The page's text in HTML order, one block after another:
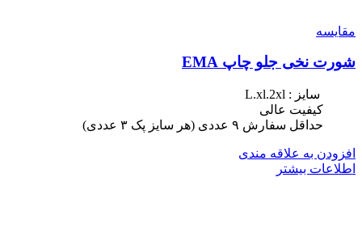
مقایسه
شورت نخی جلو چاپ EMA
سایز : L.xl.2xl
کیفیت عالی
حداقل سفارش ٩ عددی (هر سایز پک ٣ عددی)
افزودن به علاقه مندی
اطلاعات بیشتر